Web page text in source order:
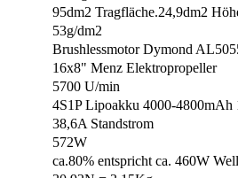
95dm2 Tragfläche.24,9dm2
53g/dm2
Brushlessmotor Dymond
16x8" Menz Elektropropeller
5700 U/min
4S1P Lipoakku 4000-4800mAh
38,6A Standstrom
572W
ca.80% entspricht ca. 460W